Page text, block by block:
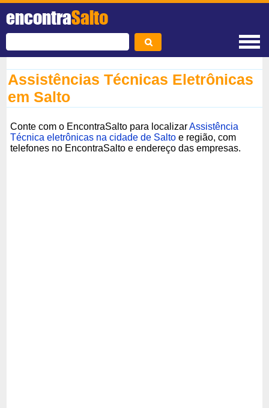
encontraSalto
Assistências Técnicas Eletrônicas
em Salto
Conte com o EncontraSalto para localizarAssistência
Técnica eletrônicas na cidade de Salto e região, com
telefones no EncontraSalto e endereço das empresas.